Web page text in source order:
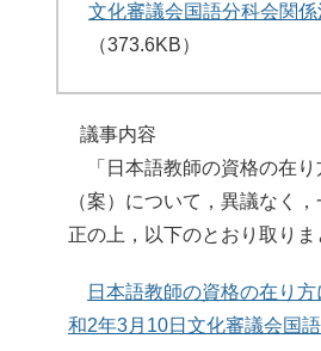
文化審議会国語分科会関
（373.6KB）
議事内容
「日本語教師の資格の在
（案）について，異議なく
正の上，以下のとおり取りま
日本語教師の資格の在り
和2年3月10日文化審議会国語